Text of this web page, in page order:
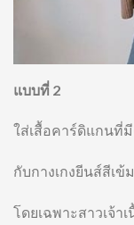
แบบที่ 2
ใส่เสื้อคาร์ดิแกนที่
กับกางเกงยีนส์สีเ
โดยเฉพาะสาวเจ้